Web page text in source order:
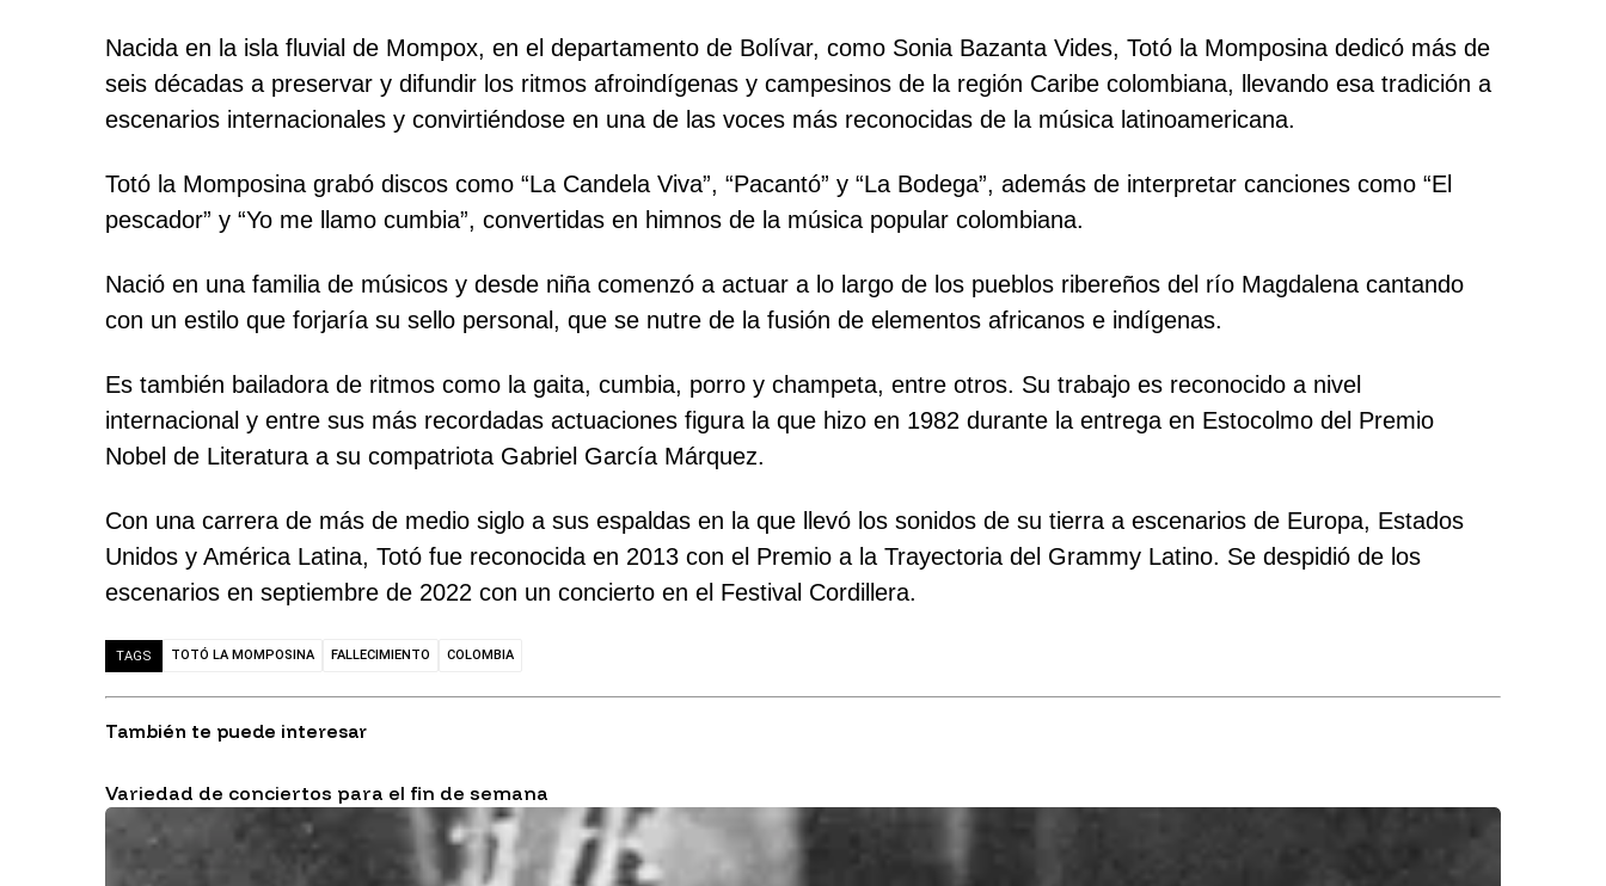
Nacida en la isla fluvial de Mompox, en el departamento de Bolívar, como Sonia Bazanta Vides, Totó la Momposina dedicó más de
seis décadas a preservar y difundir los ritmos afroindígenas y campesinos de la región Caribe colombiana, llevando esa tradición a
escenarios internacionales y convirtiéndose en una de las voces más reconocidas de la música latinoamericana.
Totó la Momposina grabó discos como “La Candela Viva”, “Pacantó” y “La Bodega”, además de interpretar canciones como “El
pescador” y “Yo me llamo cumbia”, convertidas en himnos de la música popular colombiana.
Nació en una familia de músicos y desde niña comenzó a actuar a lo largo de los pueblos ribereños del río Magdalena cantando
con un estilo que forjaría su sello personal, que se nutre de la fusión de elementos africanos e indígenas.
Es también bailadora de ritmos como la gaita, cumbia, porro y champeta, entre otros. Su trabajo es reconocido a nivel
internacional y entre sus más recordadas actuaciones figura la que hizo en 1982 durante la entrega en Estocolmo del Premio
Nobel de Literatura a su compatriota Gabriel García Márquez.
Con una carrera de más de medio siglo a sus espaldas en la que llevó los sonidos de su tierra a escenarios de Europa, Estados
Unidos y América Latina, Totó fue reconocida en 2013 con el Premio a la Trayectoria del Grammy Latino. Se despidió de los
escenarios en septiembre de 2022 con un concierto en el Festival Cordillera.
TAGS TOTÓ LA MOMPOSINA FALLECIMIENTO COLOMBIA
También te puede interesar
Variedad de conciertos para el fin de semana